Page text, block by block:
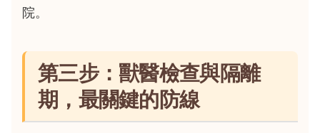
院。
第三步：獸醫檢查與隔離
期，最關鍵的防線